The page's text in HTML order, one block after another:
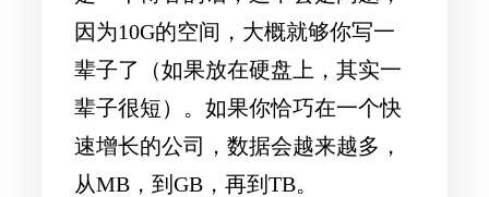
因为10G的空间，大概就够你写一
辈子了（如果放在硬盘上，其实一
辈子很短）。如果你恰巧在一个快
速增长的公司，数据会越来越多，
从MB，到GB，再到TB。